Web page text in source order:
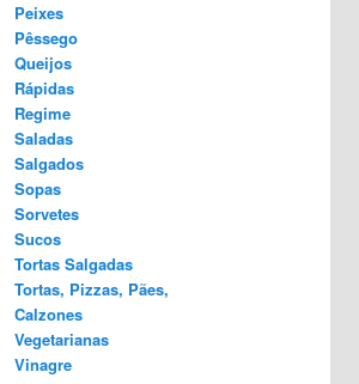
Peixes
Pêssego
Queijos
Rápidas
Regime
Saladas
Salgados
Sopas
Sorvetes
Sucos
Tortas Salgadas
Tortas, Pizzas, Pães,
Calzones
Vegetarianas
Vinagre